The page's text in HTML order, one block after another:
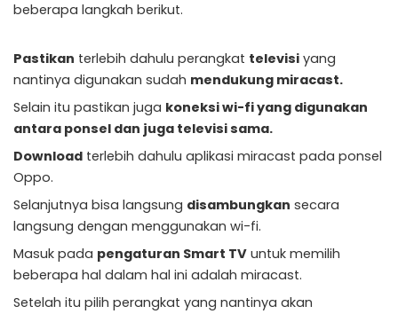
beberapa langkah berikut.
Pastikan terlebih dahulu perangkat televisi yang
nantinya digunakan sudah mendukung miracast.
Selain itu pastikan juga koneksi wi-fi yang digunakan
antara ponsel dan juga televisi sama.
Download terlebih dahulu aplikasi miracast pada ponsel
Oppo.
Selanjutnya bisa langsung disambungkan secara
langsung dengan menggunakan wi-fi.
Masuk pada pengaturan Smart TV untuk memilih
beberapa hal dalam hal ini adalah miracast.
Setelah itu pilih perangkat yang nantinya akan